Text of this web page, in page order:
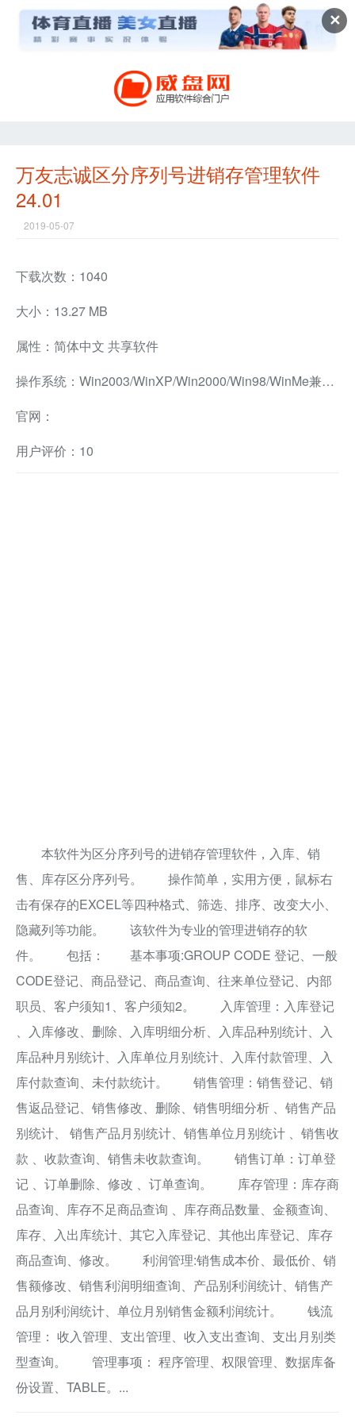
✕
万友志诚区分序列号进销存管理软件
24.01
2019-05-07
下载次数：1040
大小：13.27 MB
属性：简体中文 共享软件
操作系统：Win2003/WinXP/Win2000/Win98/WinMe兼容软件
官网：
用户评价：10
本软件为区分序列号的进销存管理软件，入库、销
售、库存区分序列号。 操作简单，实用方便，鼠标右
击有保存的EXCEL等四种格式、筛选、排序、改变大小、
隐藏列等功能。 该软件为专业的管理进销存的软
件。 包括： 基本事项:GROUP CODE 登记、一般
CODE登记、商品登记、商品查询、往来单位登记、内部
职员、客户须知1、客户须知2。 入库管理：入库登记
、入库修改、删除、入库明细分析、入库品种别统计、入
库品种月别统计、入库单位月别统计、入库付款管理、入
库付款查询、未付款统计。 销售管理：销售登记、销
售返品登记、销售修改、删除、销售明细分析 、销售产品
别统计、 销售产品月别统计、销售单位月别统计 、销售收
款 、收款查询、销售未收款查询。 销售订单：订单登
记 、订单删除、修改 、订单查询。 库存管理：库存商
品查询、库存不足商品查询 、库存商品数量、金额查询、
库存、入出库统计、其它入库登记、其他出库登记、库存
商品查询、修改。 利润管理:销售成本价、最低价、销
售额修改、销售利润明细查询、产品别利润统计、销售产
品月别利润统计、单位月别销售金额利润统计。 钱流
管理： 收入管理、支出管理、收入支出查询、支出月别类
型查询。 管理事项： 程序管理、权限管理、数据库备
份设置、TABLE。...